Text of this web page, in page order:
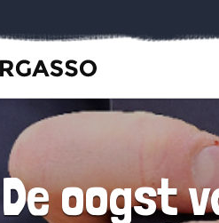
De oogst